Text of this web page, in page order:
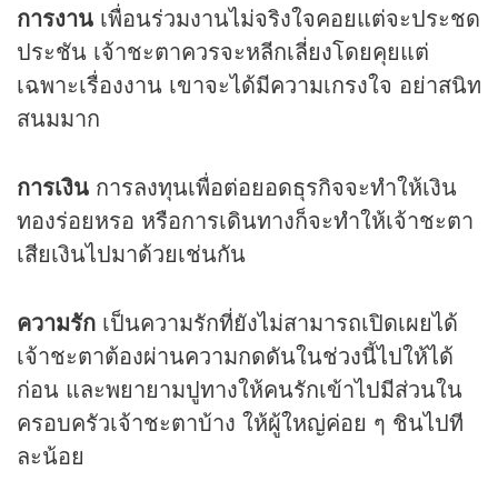
การงาน เพื่อนร่วมงานไม่จริงใจคอยแต่จะประชด
ประชัน เจ้าชะตาควรจะหลีกเลี่ยงโดยคุยแต่
เฉพาะเรื่องงาน เขาจะได้มีความเกรงใจ อย่าสนิท
สนมมาก
การเงิน การลงทุนเพื่อต่อยอดธุรกิจจะทำให้เงิน
ทองร่อยหรอ หรือการเดินทางก็จะทำให้เจ้าชะตา
เสียเงินไปมาด้วยเช่นกัน
ความรัก เป็นความรักที่ยังไม่สามารถเปิดเผยได้
เจ้าชะตาต้องผ่านความกดดันในช่วงนี้ไปให้ได้
ก่อน และพยายามปูทางให้คนรักเข้าไปมีส่วนใน
ครอบครัวเจ้าชะตาบ้าง ให้ผู้ใหญ่ค่อย ๆ ชินไปที
ละน้อย